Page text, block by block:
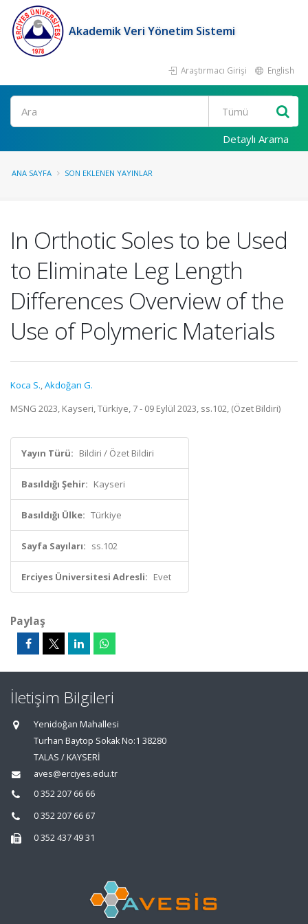
Akademik Veri Yönetim Sistemi
Araştırmacı Girişi English
Ara
Detaylı Arama
ANA SAYFA SON EKLENEN YAYINLAR
In Orthotic Soles to be Used
to Eliminate Leg Length
Differences Overview of the
Use of Polymeric Materials
Koca S.,Akdoğan G.
MSNG 2023, Kayseri, Türkiye, 7 - 09 Eylül 2023, ss.102, (Özet Bildiri)
Yayın Türü: Bildiri / Özet Bildiri
Basıldığı Şehir: Kayseri
Basıldığı Ülke: Türkiye
Sayfa Sayıları: ss.102
Erciyes Üniversitesi Adresli: Evet
Paylaş
İletişim Bilgileri
Yenidoğan Mahallesi
Turhan Baytop Sokak No:1 38280
TALAS / KAYSERİ
aves@erciyes.edu.tr
0 352 207 66 66
0 352 207 66 67
0 352 437 49 31